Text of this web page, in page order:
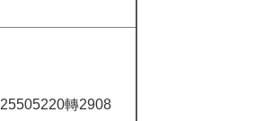
25505220轉2908